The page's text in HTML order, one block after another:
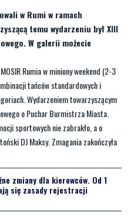
w Rumi w ramach
temu wydarzeniu był XIII
W galerii możecie
Rumia w miniony weekend (2-3
tańców standardowych i
Wydarzeniem towarzyszącym
o Puchar Burmistrza Miasta.
sportowych nie zabrakło, a o
DJ Maksy. Zmagania zakończyła
zmiany dla kierowców. Od 1
się zasady rejestracji